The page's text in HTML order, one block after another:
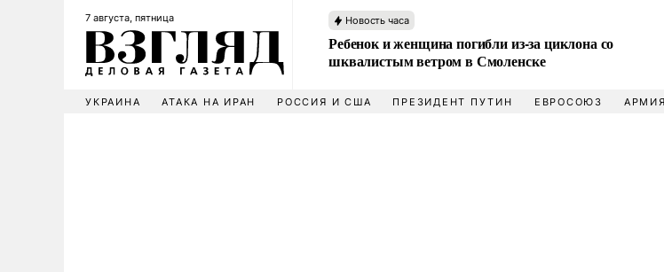
7 августа, пятница Новость часа
Ребенок и женщина погибли из-за циклона со
шквалистым ветром в Смоленске
УКРАИНА АТАКА НА ИРАН РОССИЯ И США ПРЕЗИДЕНТ ПУТИН ЕВРОСОЮЗ